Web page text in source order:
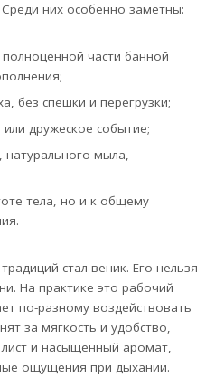
них особенно заметны:
части банной
без спешки и перегрузки;
дружеское событие;
натурального мыла,
тела, но и к общему
стал веник. Его нельзя
На практике это рабочий
по-разному воздействовать
за мягкость и удобство,
и насыщенный аромат,
ощущения при дыхании.